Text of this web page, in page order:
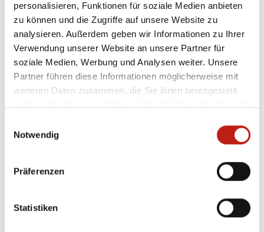
personalisieren, Funktionen für soziale Medien anbieten
zu können und die Zugriffe auf unsere Website zu
analysieren. Außerdem geben wir Informationen zu Ihrer
Verwendung unserer Website an unsere Partner für
soziale Medien, Werbung und Analysen weiter. Unsere
Partner führen diese Informationen möglicherweise mit
weiteren Daten zusammen, die Sie ihnen bereitgestellt
Notwendig
Präferenzen
Statistiken
Religionspädagogische
Basisschulung in Preetz
Referat Theologische Bildung
Donnerstag, 12.02.2026 - Donnerstag,
30.09.2027
Die Verantwortung für die sachliche Richtigkeit der